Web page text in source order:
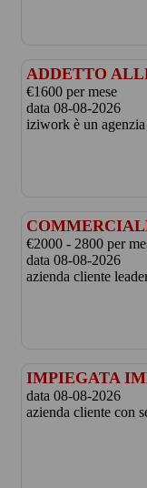
ADDETTO
€1600 per mese
data 08-08-2026
iziwork è un
€2000 - 2800 per
data 08-08-2026
azienda cliente
IMPIEGATA
data 08-08-2026
azienda cliente con